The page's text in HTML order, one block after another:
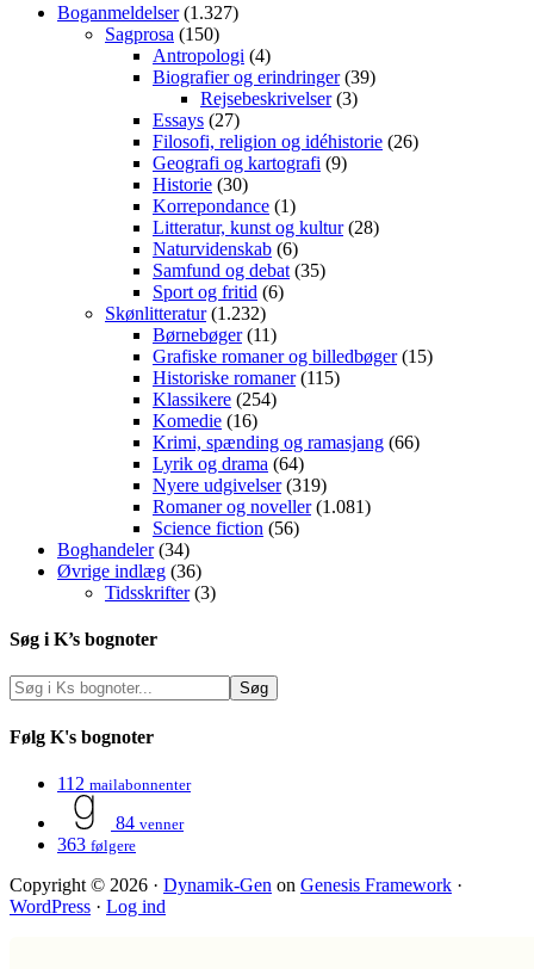
Boganmeldelser(1.327)
Sagprosa (150)
Antropologi (4)
Biografier og erindringer(39)
Rejsebeskrivelser(3)
Essays (27)
Filosofi, religion og idéhistorie (26)
Geografi og kartografi (9)
Historie (30)
Korrepondance (1)
Litteratur, kunst og kultur(28)
Naturvidenskab (6)
Samfund og debat (35)
Sport og fritid (6)
Skønlitteratur(1.232)
Børnebøger(11)
Grafiske romaner og billedbøger(15)
Historiske romaner(115)
Klassikere (254)
Komedie (16)
Krimi, spænding og ramasjang (66)
Lyrik og drama (64)
Nyere udgivelser(319)
Romaner og noveller(1.081)
Science fiction (56)
Boghandeler(34)
Øvrige indlæg (36)
Tidsskrifter(3)
Søg i K’s bognoter
Følg K's bognoter
112 mailabonnenter
84 venner
363 følgere
Copyright © 2026 · Dynamik-Gen on Genesis Framework ·
WordPress · Log ind